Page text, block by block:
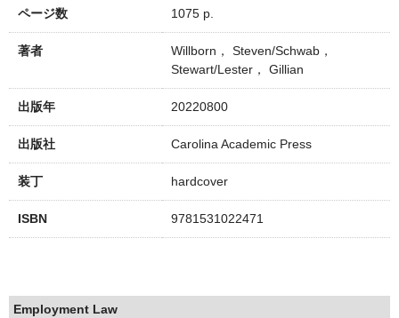
ページ数 1075 p.
著者
Willborn， Steven/Schwab，
Stewart/Lester， Gillian
出版年 20220800
出版社 Carolina Academic Press
装丁 hardcover
ISBN 9781531022471
Employment Law